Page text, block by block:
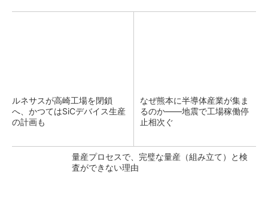
ルネサスが高崎工場を閉鎖
へ、かつてはSiCデバイス生産
の計画も
なぜ熊本に半導体産業が集ま
るのか――地震で工場稼働停
止相次ぐ
量産プロセスで、完璧な量産（組み立て）と検
査ができない理由